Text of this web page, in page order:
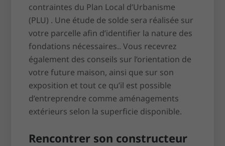
contraintes du Plan Local d’Urbanisme
(PLU) . Une étude de solde sera réalisée sur
votre parcelle afin d’identifier la nature des
fondations nécessaires.. Vous recevrez
également des conseils sur l’orientation de
votre future maison, ainsi que sur son
exposition et tout ce qu’il est possible
d’entreprendre comme aménagements
extérieurs selon la superficie disponible.
Rencontrer son constructeur